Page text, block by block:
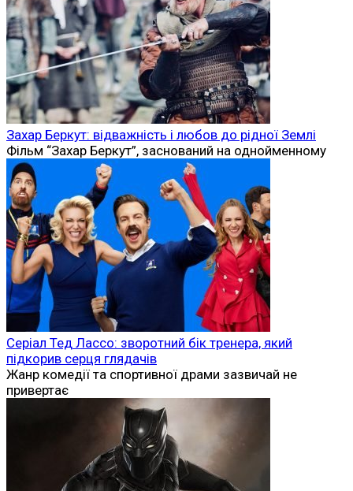
Захар Беркут: відважність і любов до рідної Землі
Фільм “Захар Беркут”, заснований на однойменному
Серіал Тед Лассо: зворотний бік тренера, який
підкорив серця глядачів
Жанр комедії та спортивної драми зазвичай не
привертає